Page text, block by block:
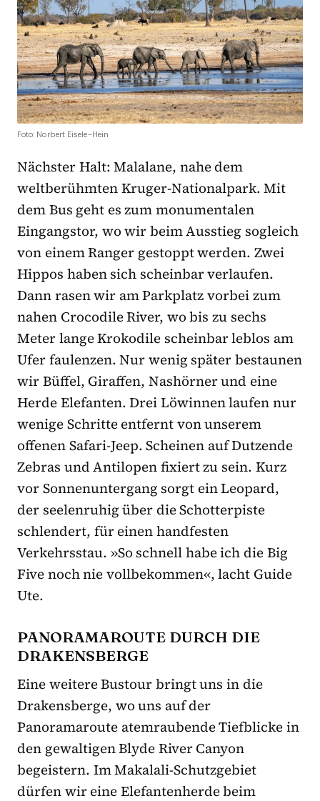
Foto: Norbert Eisele-Hein
Nächster Halt: Malalane, nahe dem
weltberühmten Kruger-Nationalpark. Mit
dem Bus geht es zum monumentalen
Eingangstor, wo wir beim Ausstieg sogleich
von einem Ranger gestoppt werden. Zwei
Hippos haben sich scheinbar verlaufen.
Dann rasen wir am Parkplatz vorbei zum
nahen Crocodile River, wo bis zu sechs
Meter lange Krokodile scheinbar leblos am
Ufer faulenzen. Nur wenig später bestaunen
wir Büffel, Giraffen, Nashörner und eine
Herde Elefanten. Drei Löwinnen laufen nur
wenige Schritte entfernt von unserem
offenen Safari-Jeep. Scheinen auf Dutzende
Zebras und Antilopen fixiert zu sein. Kurz
vor Sonnenuntergang sorgt ein Leopard,
der seelenruhig über die Schotterpiste
schlendert, für einen handfesten
Verkehrsstau. »So schnell habe ich die Big
Five noch nie vollbekommen«, lacht Guide
Ute.
PANORAMAROUTE DURCH DIE
DRAKENSBERGE
Eine weitere Bustour bringt uns in die
Drakensberge, wo uns auf der
Panoramaroute atemraubende Tiefblicke in
den gewaltigen Blyde River Canyon
begeistern. Im Makalali-Schutzgebiet
dürfen wir eine Elefantenherde beim